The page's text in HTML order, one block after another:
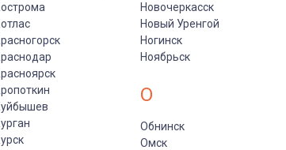
Новочеркасск
Новый Уренгой
Ногинск
Ноябрьск
О
Обнинск
Омск